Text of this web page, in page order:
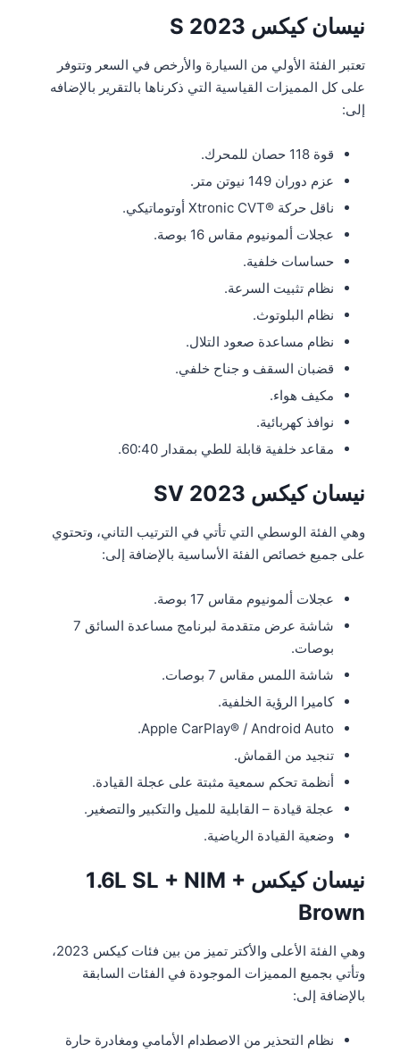
نيسان كيكس S 2023
تعتبر الفئة الأولي من السيارة والأرخص في السعر وتتوفر
على كل المميزات القياسية التي ذكرناها بالتقرير بالإضافه
إلى:
قوة 118 حصان للمحرك.
عزم دوران 149 نيوتن متر.
ناقل حركة ®Xtronic CVT أوتوماتيكي.
عجلات ألمونيوم مقاس 16 بوصة.
حساسات خلفية.
نظام تثبيت السرعة.
نظام البلوتوث.
نظام مساعدة صعود التلال.
قضبان السقف و جناح خلفي.
مكيف هواء.
نوافذ كهربائية.
مقاعد خلفية قابلة للطي بمقدار 60:40.
نيسان كيكس SV 2023
وهي الفئة الوسطي التي تأتي في الترتيب التاني، وتحتوي
على جميع خصائص الفئة الأساسية بالإضافة إلى:
عجلات ألمونيوم مقاس 17 بوصة.
شاشة عرض متقدمة لبرنامج مساعدة السائق 7
بوصات.
شاشة اللمس مقاس 7 بوصات.
كاميرا الرؤية الخلفية.
Apple CarPlay® / Android Auto.
تنجيد من القماش.
أنظمة تحكم سمعية مثبتة على عجلة القيادة.
عجلة قيادة – القابلية للميل والتكبير والتصغير.
وضعية القيادة الرياضية.
نيسان كيكس 1.6L SL + NIM +
Brown
وهي الفئة الأعلى والأكتر تميز من بين فئات كيكس 2023،
وتأتي بجميع المميزات الموجودة في الفئات السابقة
بالإضافة إلى:
نظام التحذير من الاصطدام الأمامي ومغادرة حارة